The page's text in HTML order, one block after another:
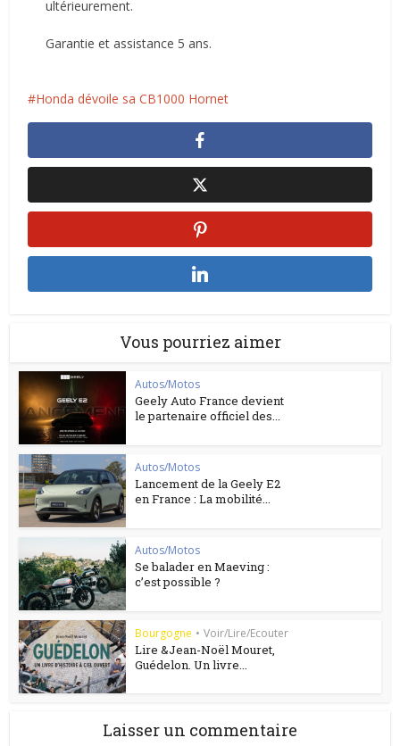
ultérieurement.
Garantie et assistance 5 ans.
Honda dévoile sa CB1000 Hornet
Vous pourriez aimer
Autos/Motos
Geely Auto France devient
le partenaire officiel des...
Autos/Motos
Lancement de la Geely E2
en France : La mobilité...
Autos/Motos
Se balader en Maeving :
c’est possible ?
Bourgogne • Voir/Lire/Ecouter
Lire &Jean-Noël Mouret,
Guédelon. Un livre...
Laisser un commentaire